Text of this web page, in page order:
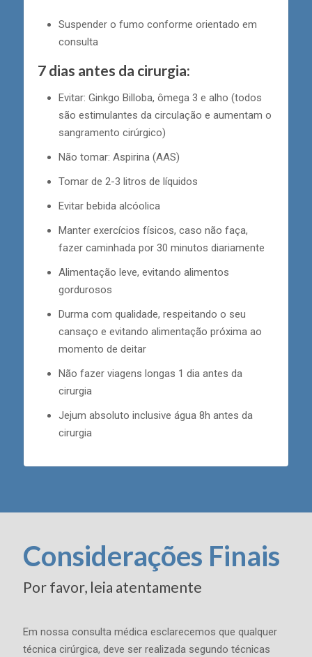
Suspender o fumo conforme orientado em
consulta
7 dias antes da cirurgia:
Evitar: Ginkgo Billoba, ômega 3 e alho (todos
são estimulantes da circulação e aumentam o
sangramento cirúrgico)
Não tomar: Aspirina (AAS)
Tomar de 2-3 litros de líquidos
Evitar bebida alcóolica
Manter exercícios físicos, caso não faça,
fazer caminhada por 30 minutos diariamente
Alimentação leve, evitando alimentos
gordurosos
Durma com qualidade, respeitando o seu
cansaço e evitando alimentação próxima ao
momento de deitar
Não fazer viagens longas 1 dia antes da
cirurgia
Jejum absoluto inclusive água 8h antes da
cirurgia
Considerações Finais
Por favor, leia atentamente
Em nossa consulta médica esclarecemos que qualquer
técnica cirúrgica, deve ser realizada segundo técnicas